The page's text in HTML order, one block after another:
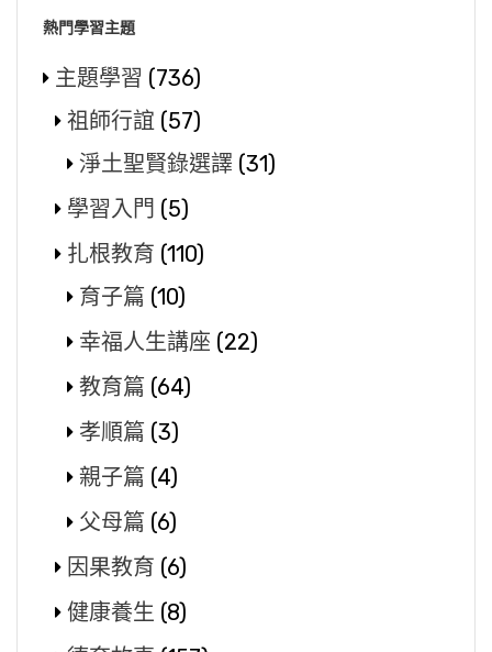
熱門學習主題
主題學習 (736)
祖師行誼 (57)
淨土聖賢錄選譯 (31)
學習入門 (5)
扎根教育 (110)
育子篇 (10)
幸福人生講座 (22)
教育篇 (64)
孝順篇 (3)
親子篇 (4)
父母篇 (6)
因果教育 (6)
健康養生 (8)